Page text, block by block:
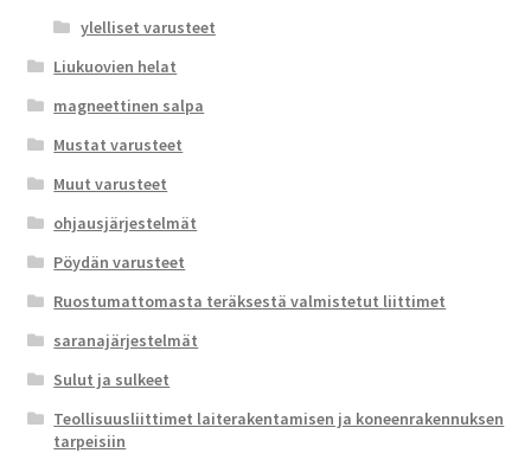
ylelliset varusteet
Liukuovien helat
magneettinen salpa
Mustat varusteet
Muut varusteet
ohjausjärjestelmät
Pöydän varusteet
Ruostumattomasta teräksestä valmistetut liittimet
saranajärjestelmät
Sulut ja sulkeet
Teollisuusliittimet laiterakentamisen ja koneenrakennuksen
tarpeisiin